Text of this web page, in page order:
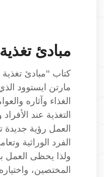
مبادئ
كتاب "مبادئ تغذية
مارتن ايستوود
الغذاء وآثاره
التغذية عند
العمل رؤية
الفرد الوراثية
ولذا يحظى العمل
المختصين،